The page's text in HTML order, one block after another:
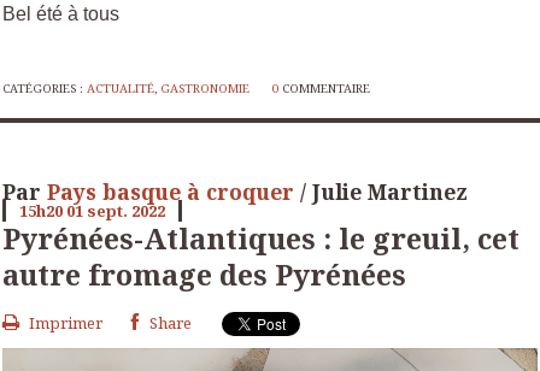
Bel été à tous
CATÉGORIES : ACTUALITÉ, GASTRONOMIE 0 COMMENTAIRE
Par Pays basque à croquer / Julie Martinez
15h20 01 sept. 2022
Pyrénées-Atlantiques : le greuil, cet
autre fromage des Pyrénées
Imprimer Share